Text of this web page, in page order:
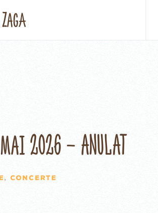
2026 – ANULAT
, CONCERTE